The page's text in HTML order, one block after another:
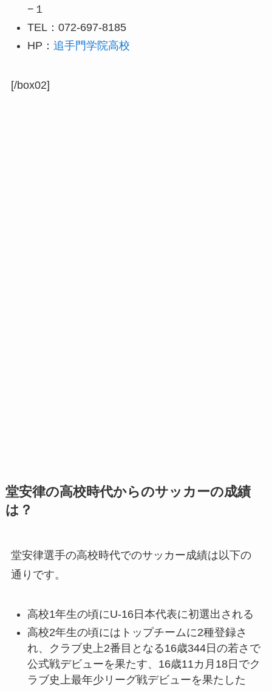
−１
TEL：072-697-8185
HP： 追手門学院高校
[/box02]
堂安律の高校時代からのサッカーの成績
は？
堂安律選手の高校時代でのサッカー成績は以下の
通りです。
高校1年生の頃にU-16日本代表に初選出される
高校2年生の頃にはトップチームに2種登録さ
れ、クラブ史上2番目となる16歳344日の若さで
公式戦デビューを果たす、16歳11カ月18日でク
ラブ史上最年少リーグ戦デビューを果たした